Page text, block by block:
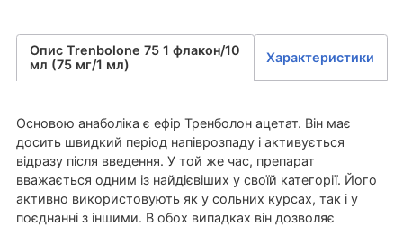
Опис Trenbolone 75 1 флакон/10
мл (75 мг/1 мл)
Характеристики
Основою анаболіка є ефір Тренболон ацетат. Він має
досить швидкий період напіврозпаду і активується
відразу після введення. У той же час, препарат
вважається одним із найдієвіших у своїй категорії. Його
активно використовують як у сольних курсах, так і у
поєднанні з іншими. В обох випадках він дозволяє